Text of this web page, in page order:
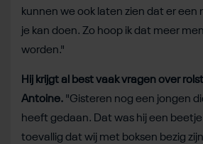
kunnen we ook laten zien dat er een
je kan doen. Zo hoop ik dat meer
worden."
Hij krijgt al best vaak vragen over
Antoine. "Gisteren nog een jongen
heeft gedaan. Dat was hij een beetje
toevallig dat wij met boksen bezig